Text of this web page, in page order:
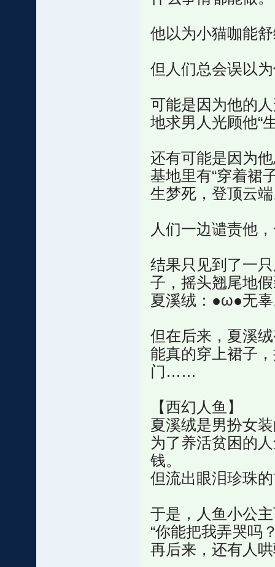
他以为小猫咖能
但人们总会误以
可能是因为他的
地求男人光顾他“
还有可能是因为
基地里有“穿着裙
生梦死，登顶云
人们一边谴责他
结果只见到了一
子，摇头翘尾地
夏溪绒：●ω●无
但在后来，夏溪
能真的穿上裙子
门……
【西幻人鱼】
夏溪绒是男扮女
为了养活贫困的
钱。
但流出眼泪珍珠
于是，人鱼小公
“你能把我弄哭吗
再后来，还有人